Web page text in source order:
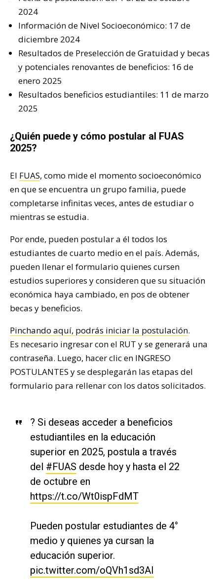
2024
Información de Nivel Socioeconómico: 17 de
diciembre 2024
Resultados de Preselección de Gratuidad y becas
y potenciales renovantes de beneficios: 16 de
enero 2025
Resultados beneficios estudiantiles: 11 de marzo
2025
¿Quién puede y cómo postular al FUAS
2025?
El FUAS, como mide el momento socioeconómico
en que se encuentra un grupo familia, puede
completarse infinitas veces, antes de estudiar o
mientras se estudia.
Por ende, pueden postular a él todos los
estudiantes de cuarto medio en el país. Además,
pueden llenar el formulario quienes cursen
estudios superiores y consideren que su situación
económica haya cambiado, en pos de obtener
becas y beneficios.
Pinchando aquí, podrás iniciar la postulación.
Es necesario ingresar con el RUT y se generará una
contraseña. Luego, hacer clic en INGRESO
POSTULANTES y se desplegarán las etapas del
formulario para rellenar con los datos solicitados.
? Si deseas acceder a beneficios
estudiantiles en la educación
superior en 2025, postula a través
del #FUAS desde hoy y hasta el 22
de octubre en
https://t.co/Wt0ispFdMT
Pueden postular estudiantes de 4°
medio y quienes ya cursan la
educación superior.
pic.twitter.com/oQVh1sd3AI